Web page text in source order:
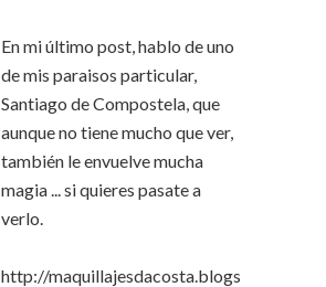
En mi último post, hablo de uno
de mis paraisos particular,
Santiago de Compostela, que
aunque no tiene mucho que ver,
también le envuelve mucha
magia ... si quieres pasate a
verlo.
http://maquillajesdacosta.blogs